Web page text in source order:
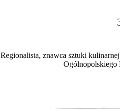
Regionalista, znawca sztuki
Ogólnopolskiego